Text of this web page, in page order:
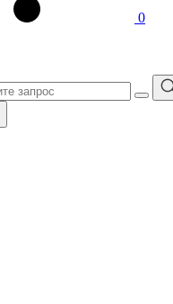
0